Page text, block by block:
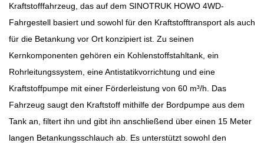
Kraftstofffahrzeug, das auf dem SINOTRUK HOWO 4WD-
Fahrgestell basiert und sowohl für den Kraftstofftransport als auch
für die Betankung vor Ort konzipiert ist. Zu seinen
Kernkomponenten gehören ein Kohlenstoffstahltank, ein
Rohrleitungssystem, eine Antistatikvorrichtung und eine
Kraftstoffpumpe mit einer Förderleistung von 60 m³/h. Das
Fahrzeug saugt den Kraftstoff mithilfe der Bordpumpe aus dem
Tank an, filtert ihn und gibt ihn anschließend über einen 15 Meter
langen Betankungsschlauch ab. Es unterstützt sowohl den